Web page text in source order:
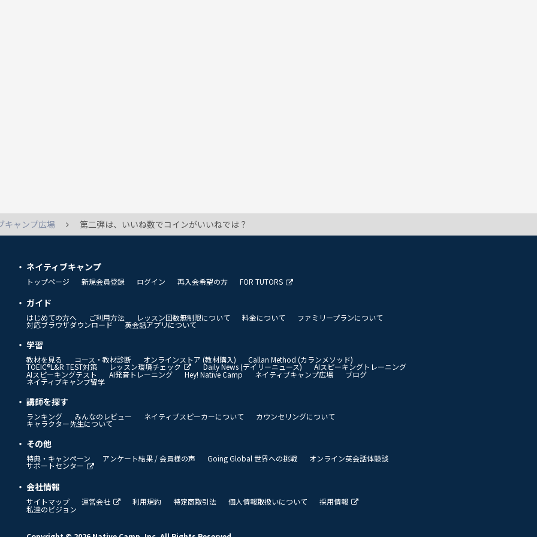
キャンプ広場 第二弾は、いいね数でコインがいいねでは？
ネイティブキャンプ
トップページ 新規会員登録 ログイン 再入会希望の方 FOR TUTORS
ガイド
はじめての方へ ご利用方法 レッスン回数無制限について 料金について ファミリープランについて
対応ブラウザダウンロード 英会話アプリについて
学習
教材を見る コース・教材診断 オンラインストア (教材購入) Callan Method (カランメソッド)
TOEIC®L&R TEST対策 レッスン環境チェック Daily News (デイリーニュース)
AIスピーキングトレーニング
AIスピーキングテスト
AI発音トレーニング Hey! Native Camp ネイティブキャンプ広場 ブログ
ネイティブキャンプ留学
講師を探す
ランキング みんなのレビュー ネイティブスピーカーについて カウンセリングについて
キャラクター先生について
その他
特典・キャンペーン アンケート結果 / 会員様の声 Going Global 世界への挑戦 オンライン英会話体験談
サポートセンター
会社情報
サイトマップ 運営会社 利用規約 特定商取引法 個人情報取扱いについて 採用情報
私達のビジョン